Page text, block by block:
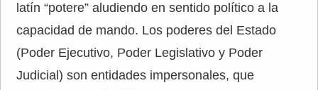
latín “potere” aludiendo en sentido político a la
capacidad de mando. Los poderes del Estado
(Poder Ejecutivo, Poder Legislativo y Poder
Judicial) son entidades impersonales, que